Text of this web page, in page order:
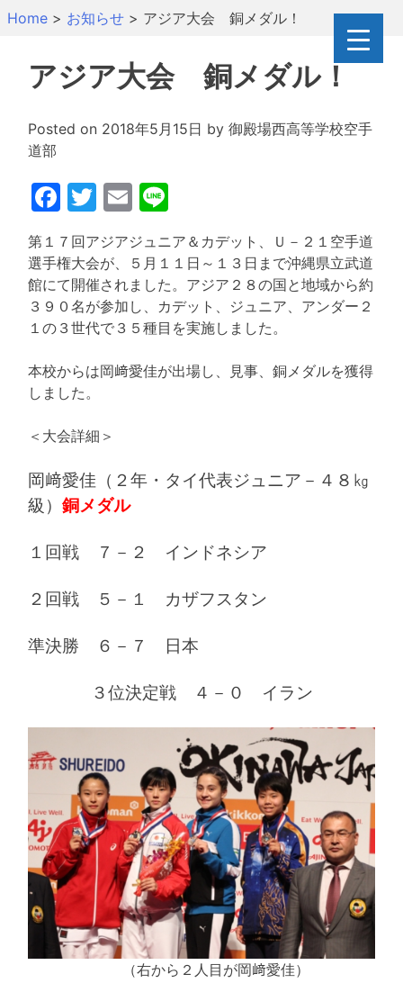
SkipHome > お知らせ > アジア大会 銅メダル！
アジア大会 銅メダル！
Posted on 2018年5月15日 by 御殿場西高等学校空手
道部
Facebook
Twitter
Email
第１７回アジアジュニア＆カデット、Ｕ－２１空手道
選手権大会が、５月１１日～１３日まで沖縄県立武道
館にて開催されました。アジア２８の国と地域から約
３９０名が参加し、カデット、ジュニア、アンダー２
１の３世代で３５種目を実施しました。
本校からは岡﨑愛佳が出場し、見事、銅メダルを獲得
しました。
＜大会詳細＞
岡﨑愛佳（２年・タイ代表ジュニア－４８㎏
級） 銅メダル
１回戦 ７－２ インドネシア
２回戦 ５－１ カザフスタン
準決勝 ６－７ 日本
３位決定戦 ４－０ イラン
（右から２人目が岡﨑愛佳）